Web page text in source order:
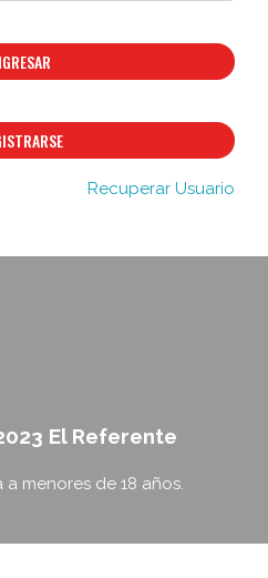
Recuperar Usuario
El Referente
menores de 18 años.